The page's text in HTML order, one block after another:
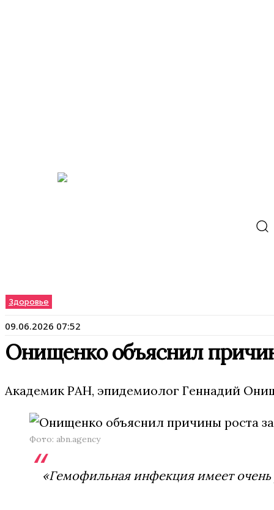
Здоровье
09.06.2026 07:52
Онищенко объяснил
Академик РАН, эпидемиолог Геннадий
Фото: abn.agency
«Гемофильная инфекция имеет очень